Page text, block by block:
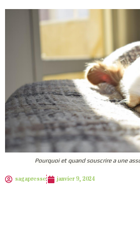
Pourquoi et quand souscrire a une
sagapresse janvier 9, 2024